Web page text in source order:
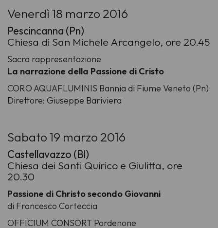
Venerdì 18 marzo 2016
Pescincanna (Pn)
Chiesa di San Michele Arcangelo, ore 20.45
Sacra rappresentazione
La narrazione della Passione di Cristo
CORO AQUAFLUMINIS Bannia di Fiume Veneto (Pn)
Direttore: Giuseppe Bariviera
Sabato 19 marzo 2016
Castellavazzo (Bl)
Chiesa dei Santi Quirico e Giulitta, ore
20.30
Passione di Christo secondo Giovanni
di Francesco Corteccia
OFFICIUM CONSORT Pordenone